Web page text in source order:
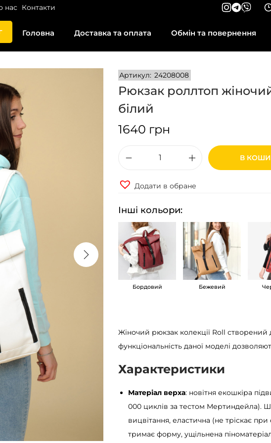
нас Контакти
Головна Доставка та оплата Обмін та повернення
Артикул: 24208008
Рюкзак роллтоп
білий
1640 грн
к
р
о
л
п
ж
н
S
В
Додати в обране
Інші кольори:
Бордовий Бежевий
Жіночий рюкзак колекції Roll
функціональність даної моделі
Характеристики
Матеріал верха: новітня екошкіра
000 циклів за тестом Мертиндейла).
вицвітання, еластична (не тріскає
тримає форму, ущільнена